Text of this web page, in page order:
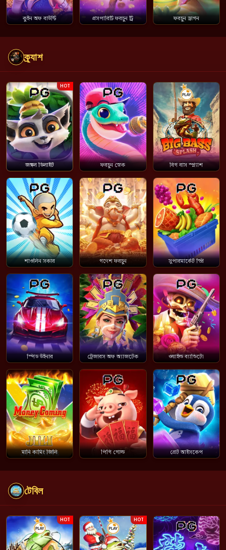
কুইন অফ বাউন্টি প্রসপারিটি ফরচুন ট্রি ফরচুন ড্রাগন
ক্র্যাশ
HOT
জঙ্গল ডিলাইট ফরচুন স্নেক বিগ বাস স্প্ল্যাশ
শাওলিন সকার গণেশ ফরচুন সুপারমার্কেট স্প্রি
স্পিড উইনার ট্রেজারস অফ অ্যাজটেক ওয়াইল্ড ব্যান্ডিটো
মানি কামিং জিলি পিগি গোল্ড গ্রেট আইসকেপ
টেবিল
HOT HOT